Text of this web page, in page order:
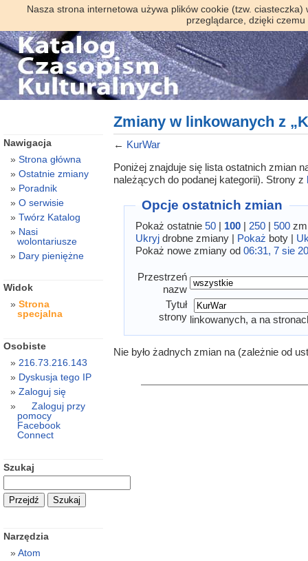
Nasza strona internetowa używa plików cookie (tzw.
przeglądarce, dzięki
Zmiany w linkowanych z
← KurWar
Poniżej znajduje się lista ostatnich zmian
należących do podanej kategorii). Strony z
Opcje ostatnich zmian
Pokaż ostatnie 50| 100| 250| 500
Ukryjdrobne zmiany | Pokaż boty |
Pokaż nowe zmiany od 06:31, 7 sie
Przestrzeń
nazw
Tytuł
strony linkowanych, a na
Nie było żadnych zmian na (zależnie od
Nawigacja
Strona główna
Ostatnie zmiany
Poradnik
O serwisie
Twórz Katalog
Nasi
wolontariusze
Dary pieniężne
Widok
Strona
specjalna
Osobiste
216.73.216.143
Dyskusja tego IP
Zaloguj się
Zaloguj przy
pomocy
Facebook
Connect
Szukaj
Narzędzia
Atom